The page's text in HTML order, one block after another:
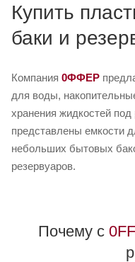
Купить
баки и
Компания 0ФФЕР
для воды,
хранения жидкостей
представлены емкости
небольших бытовых
резервуаров.
Почему с